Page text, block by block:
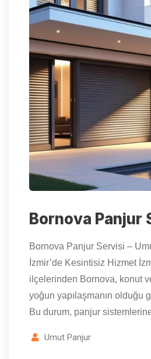
Bornova Panjur
Bornova Panjur Servisi –
İzmir’de Kesintisiz Hizmet
ilçelerinden Bornova, konut
yoğun yapılaşmanın olduğu
Bu durum, panjur
Umut Panjur